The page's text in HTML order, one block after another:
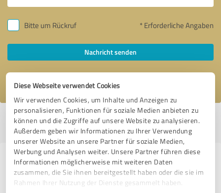
Diese Webseite verwendet Cookies
Wir verwenden Cookies, um Inhalte und Anzeigen zu
personalisieren, Funktionen für soziale Medien anbieten zu
können und die Zugriffe auf unsere Website zu analysieren.
Außerdem geben wir Informationen zu Ihrer Verwendung
unserer Website an unsere Partner für soziale Medien,
Werbung und Analysen weiter. Unsere Partner führen diese
Informationen möglicherweise mit weiteren Daten
zusammen, die Sie ihnen bereitgestellt haben oder die sie im
Rahmen Ihrer Nutzung der Dienste gesammelt haben.
Bitte um Rückruf * Erforderliche Angaben
Nachricht senden
Ich stimme den
Profil aktiv seit 06.03.2017 |Letzte Aktualisierung: 21.04.2022|Profil
melden
Erfahrungen zu weiteren
Anbietern aus dem Bereich